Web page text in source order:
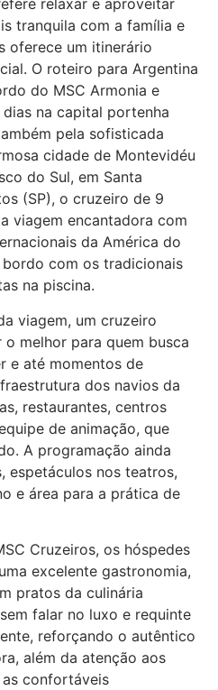
relaxar e aproveitar
tranquila com a família e
oferece um itinerário
O roteiro para Argentina
do MSC Armonia e
na capital portenha
pela sofisticada
cidade de Montevidéu
do Sul, em Santa
(SP), o cruzeiro de 9
viagem encantadora com
da América do
com os tradicionais
na piscina.
viagem, um cruzeiro
melhor para quem busca
e até momentos de
dos navios da
restaurantes, centros
de animação, que
A programação ainda
espetáculos nos teatros,
e área para a prática de
Cruzeiros, os hóspedes
excelente gastronomia,
pratos da culinária
falar no luxo e requinte
reforçando o autêntico
além da atenção aos
confortáveis